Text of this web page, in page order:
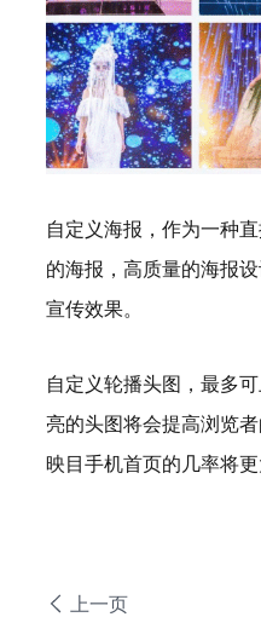
自定义海报，作为一种
的海报，高质量的海报
宣传效果。
自定义轮播头图，最多
亮的头图将会提高浏览
映目手机首页的几率将更
上一页